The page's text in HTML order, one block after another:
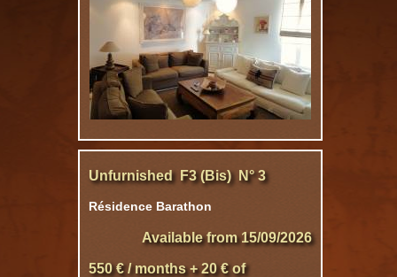
Unfurnished F3 (Bis) N° 3
Résidence Barathon
Available from 15/09/2026
550 € / months + 20 € of